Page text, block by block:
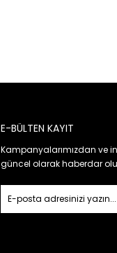
E-BÜLTEN KAYIT
Kampanyalarımızdan ve
güncel olarak haberdar